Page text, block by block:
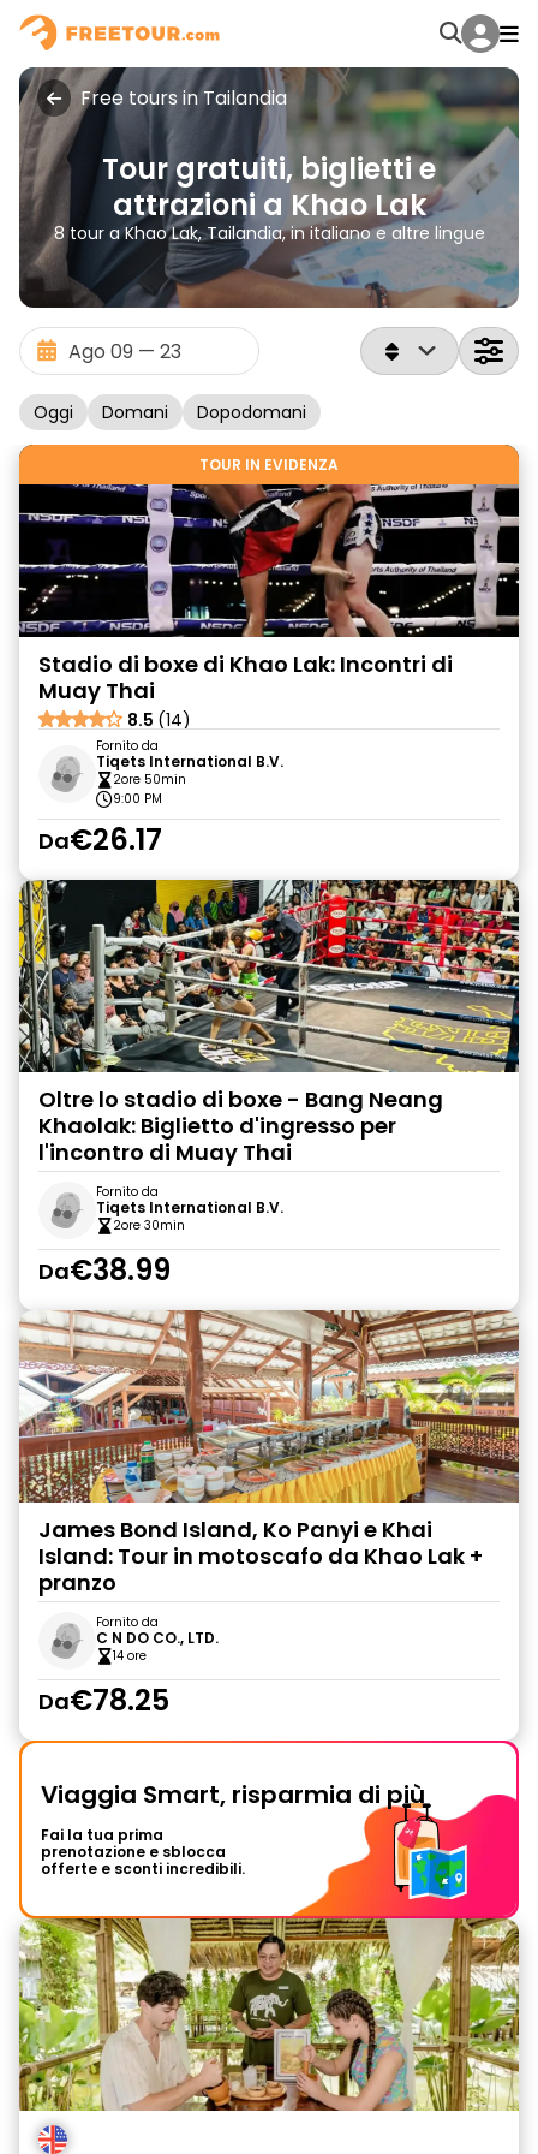
Free tours in Tailandia
Tour gratuiti, biglietti e
attrazioni a Khao Lak
8 tour a Khao Lak, Tailandia, in italiano e altre lingue
Oggi Domani Dopodomani
TOUR IN EVIDENZA
Stadio di boxe di Khao Lak: Incontri di
Muay Thai
8.5 (14)
Fornito da
Tiqets International B.V.
2ore 50min
9:00 PM
Da€26.17
Oltre lo stadio di boxe - Bang Neang
Khaolak: Biglietto d'ingresso per
l'incontro di Muay Thai
Fornito da
Tiqets International B.V.
2ore 30min
Da€38.99
James Bond Island, Ko Panyi e Khai
Island: Tour in motoscafo da Khao Lak +
pranzo
Fornito da
C N DO CO., LTD.
14 ore
Da€78.25
Viaggia Smart, risparmia di più
Fai la tua prima
prenotazione e sblocca
offerte e sconti incredibili.